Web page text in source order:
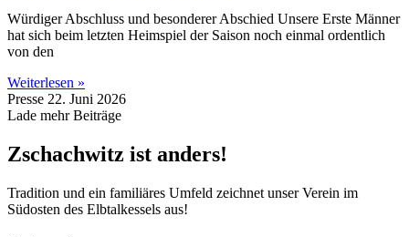
Würdiger Abschluss und besonderer Abschied Unsere Erste Männer
hat sich beim letzten Heimspiel der Saison noch einmal ordentlich
von den
Weiterlesen »
Presse 22. Juni 2026
Lade mehr Beiträge
Zschachwitz ist anders!
Tradition und ein familiäres Umfeld zeichnet unser Verein im
Südosten des Elbtalkessels aus!